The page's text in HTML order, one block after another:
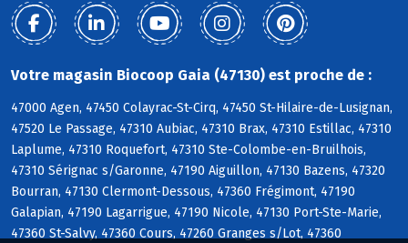
Votre magasin Biocoop Gaia (47130) est proche de :
47000 Agen, 47450 Colayrac-St-Cirq, 47450 St-Hilaire-de-Lusignan,
47520 Le Passage, 47310 Aubiac, 47310 Brax, 47310 Estillac, 47310
Laplume, 47310 Roquefort, 47310 Ste-Colombe-en-Bruilhois,
47310 Sérignac s/Garonne, 47190 Aiguillon, 47130 Bazens, 47320
Bourran, 47130 Clermont-Dessous, 47360 Frégimont, 47190
Galapian, 47190 Lagarrigue, 47190 Nicole, 47130 Port-Ste-Marie,
47360 St-Salvy, 47360 Cours, 47260 Granges s/Lot, 47360